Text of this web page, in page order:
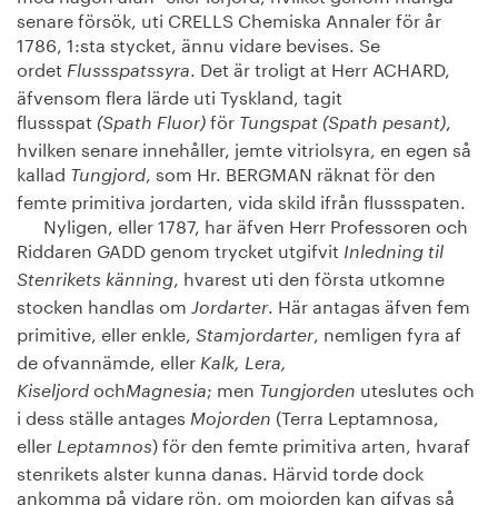
senare försök, uti CRELLS Chemiska Annaler för år
1786, 1:sta stycket, ännu vidare bevises. Se
ordet Flussspatssyra. Det är troligt at Herr ACHARD,
äfvensom flera lärde uti Tyskland, tagit
flussspat (Spath Fluor) för Tungspat (Spath pesant),
hvilken senare innehåller, jemte vitriolsyra, en egen så
kallad Tungjord, som Hr. BERGMAN räknat för den
femte primitiva jordarten, vida skild ifrån flussspaten.
Nyligen, eller 1787, har äfven Herr Professoren och
Riddaren GADD genom trycket utgifvit Inledning til
Stenrikets känning, hvarest uti den första utkomne
stocken handlas om Jordarter. Här antagas äfven fem
primitive, eller enkle, Stamjordarter, nemligen fyra af
de ofvannämde, eller Kalk, Lera,
Kiseljord ochMagnesia; men Tungjorden uteslutes och
i dess ställe antages Mojorden (Terra Leptamnosa,
eller Leptamnos) för den femte primitiva arten, hvaraf
stenrikets alster kunna danas. Härvid torde dock
ankomma på vidare rön, om mojorden kan gifvas så